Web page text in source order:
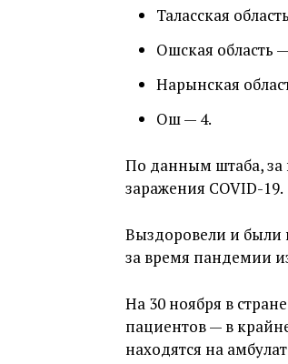
Таласская
Ошская область
Нарынская
Ош — 4.
По данным штаба, за
заражения COVID-19.
Выздоровели и были
за время пандемии
На 30 ноября в
пациентов — в
находятся на